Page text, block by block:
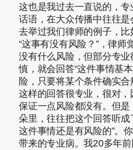
这也是我过去一直说的，
话语，在大众传播中往往
去举过我们律师的例子，
“这事有没有风险？”，律师
没有什么风险，但部分专
慎，就会回答“这件事情基
险，只要将某个条件确实合
这样的回答很专业，很对，
保证一点风险都没有。但
朵里，往往把这个回答听成
这件事情还是有风险的”。
带来的专业病。我20多年